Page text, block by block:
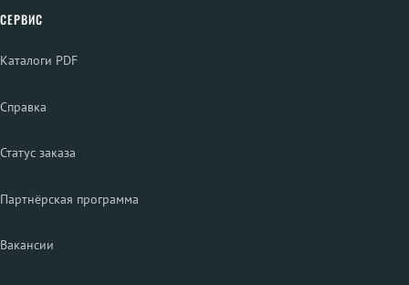
СЕРВИС
Каталоги PDF
Справка
Статус заказа
Партнёрская программа
Вакансии